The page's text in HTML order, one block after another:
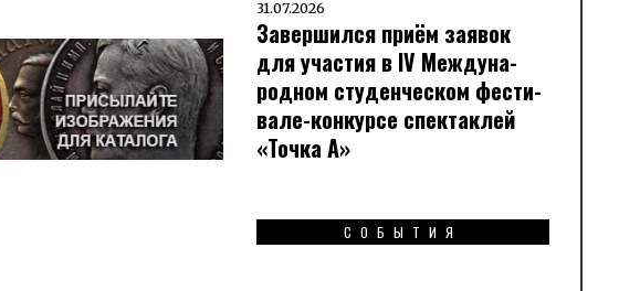
31.07.2026
Завершился приём заявок
для участия в IV Меж­ду­на­
род­ном сту­ден­чес­ком фес­ти­
вале-кон­кур­се спек­таклей
«Точка А»
СОБЫТИЯ